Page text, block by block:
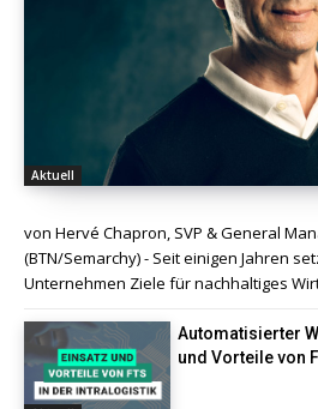
Aktuell
von Hervé Chapron, SVP & General
(BTN/Semarchy) - Seit einigen Jahren
Unternehmen Ziele für nachhaltiges
Automatisierter
und Vorteile von